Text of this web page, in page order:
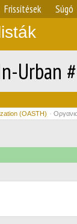
Frissítések Súgó
Urban
(OASTH)